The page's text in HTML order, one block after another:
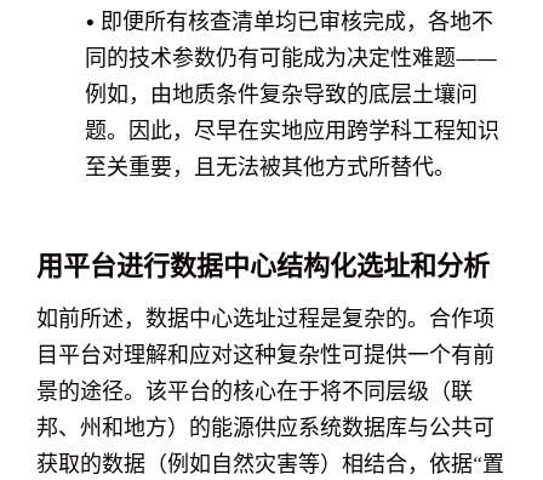
• 即便所有核查清单均已审核完成，各地不
同的技术参数仍有可能成为决定性难题——
例如，由地质条件复杂导致的底层土壤问
题。因此，尽早在实地应用跨学科工程知识
至关重要，且无法被其他方式所替代。
用平台进行数据中心结构化选址和分析
如前所述，数据中心选址过程是复杂的。合作项
目平台对理解和应对这种复杂性可提供一个有前
景的途径。该平台的核心在于将不同层级（联
邦、州和地方）的能源供应系统数据库与公共可
获取的数据（例如自然灾害等）相结合，依据“置